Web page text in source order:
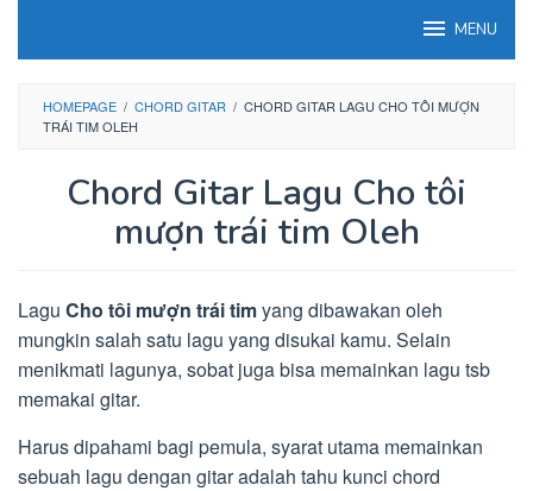
MENU
HOMEPAGE / CHORD GITAR / CHORD GITAR LAGU CHO TÔI MƯỢN
TRÁI TIM OLEH
Chord Gitar Lagu Cho tôi
mượn trái tim Oleh
Lagu Cho tôi mượn trái timyang dibawakan oleh
mungkin salah satu lagu yang disukai kamu. Selain
menikmati lagunya, sobat juga bisa memainkan lagu tsb
memakai gitar.
Harus dipahami bagi pemula, syarat utama memainkan
sebuah lagu dengan gitar adalah tahu kunci chord